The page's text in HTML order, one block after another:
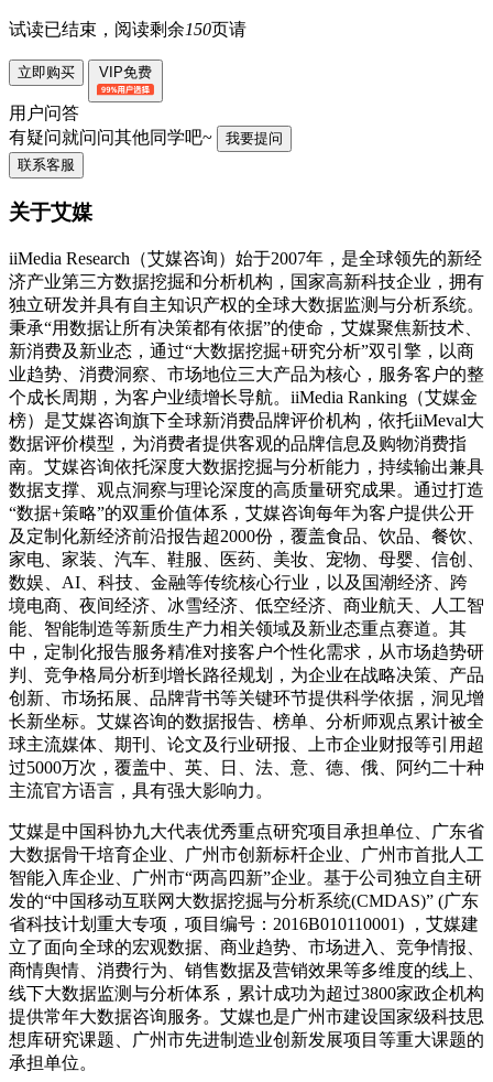
试读已结束，阅读剩余150页请
立即购买 VIP免费
用户问答
有疑问就问问其他同学吧~
我要提问
联系客服
关于艾媒
iiMedia Research（艾媒咨询）始于2007年，是全球领先的新经
济产业第三方数据挖掘和分析机构，国家高新科技企业，拥有
独立研发并具有自主知识产权的全球大数据监测与分析系统。
秉承“用数据让所有决策都有依据”的使命，艾媒聚焦新技术、
新消费及新业态，通过“大数据挖掘+研究分析”双引擎，以商
业趋势、消费洞察、市场地位三大产品为核心，服务客户的整
个成长周期，为客户业绩增长导航。iiMedia Ranking（艾媒金
榜）是艾媒咨询旗下全球新消费品牌评价机构，依托iiMeval大
数据评价模型，为消费者提供客观的品牌信息及购物消费指
南。艾媒咨询依托深度大数据挖掘与分析能力，持续输出兼具
数据支撑、观点洞察与理论深度的高质量研究成果。通过打造
“数据+策略”的双重价值体系，艾媒咨询每年为客户提供公开
及定制化新经济前沿报告超2000份，覆盖食品、饮品、餐饮、
家电、家装、汽车、鞋服、医药、美妆、宠物、母婴、信创、
数娱、AI、科技、金融等传统核心行业，以及国潮经济、跨
境电商、夜间经济、冰雪经济、低空经济、商业航天、人工智
能、智能制造等新质生产力相关领域及新业态重点赛道。其
中，定制化报告服务精准对接客户个性化需求，从市场趋势研
判、竞争格局分析到增长路径规划，为企业在战略决策、产品
创新、市场拓展、品牌背书等关键环节提供科学依据，洞见增
长新坐标。艾媒咨询的数据报告、榜单、分析师观点累计被全
球主流媒体、期刊、论文及行业研报、上市企业财报等引用超
过5000万次，覆盖中、英、日、法、意、德、俄、阿约二十种
主流官方语言，具有强大影响力。
艾媒是中国科协九大代表优秀重点研究项目承担单位、广东省
大数据骨干培育企业、广州市创新标杆企业、广州市首批人工
智能入库企业、广州市“两高四新”企业。基于公司独立自主研
发的“中国移动互联网大数据挖掘与分析系统(CMDAS)” (广东
省科技计划重大专项，项目编号：2016B010110001) ，艾媒建
立了面向全球的宏观数据、商业趋势、市场进入、竞争情报、
商情舆情、消费行为、销售数据及营销效果等多维度的线上、
线下大数据监测与分析体系，累计成功为超过3800家政企机构
提供常年大数据咨询服务。艾媒也是广州市建设国家级科技思
想库研究课题、广州市先进制造业创新发展项目等重大课题的
承担单位。